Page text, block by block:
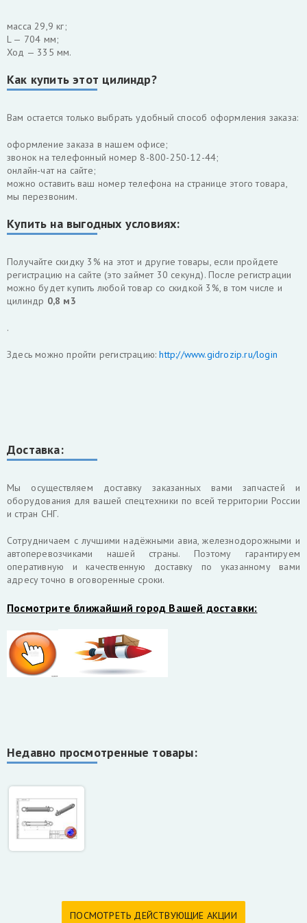
масса 29,9 кг;
L — 704 мм;
Ход — 335 мм.
Как купить этот цилиндр?
Вам остается только выбрать удобный способ оформления заказа:
оформление заказа в нашем офисе;
звонок на телефонный номер 8-800-250-12-44;
онлайн-чат на сайте;
можно оставить ваш номер телефона на странице этого товара,
мы перезвоним.
Купить на выгодных условиях:
Получайте скидку 3% на этот и другие товары, если пройдете
регистрацию на сайте (это займет 30 секунд). После регистрации
можно будет купить любой товар со скидкой 3%, в том числе и
цилиндр 0,8 м3
.
Здесь можно пройти регистрацию:http://www.gidrozip.ru/login
Доставка:
Мы осуществляем доставку заказанных вами запчастей и
оборудования для вашей спецтехники по всей территории России
и стран СНГ.
Cотрудничаем с лучшими надёжными авиа, железнодорожными и
автоперевозчиками нашей страны. Поэтому гарантируем
оперативную и качественную доставку по указанному вами
адресу точно в оговоренные сроки.
Посмотрите ближайший город Вашей доставки:
Недавно просмотренные товары:
ПОСМОТРЕТЬ ДЕЙСТВУЮЩИЕ АКЦИИ